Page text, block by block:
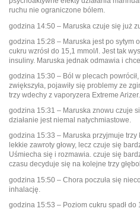
ruchu nie ograniczone bólem.
godzina 14:50 – Maruska czuje się już
godzina 15:28 – Maruska jest po sytym
cukru wzrósł do 15,1 mmol/l. Jest tak
insuliny. Maruska jednak odmawia i
godzina 15:30 – Ból w plecach
zwiększyła, pojawiły się problemy ze
trzy wdechy z vaporyzera Extreme Arizer.
godzina 15:31 – Maruska znowu czuje
działanie jest niemal natychmiastowe.
godzina 15:33 – Maruska przyjmuje
lekkie zawroty głowy, lecz czuje się
Uśmiecha się i rozmawia. czuje się
czasu decyduje się na kolejne trzy
godzina 15:50 – Chora poczuła się
inhalację.
godzina 15:53 – Poziom cukru spadł do